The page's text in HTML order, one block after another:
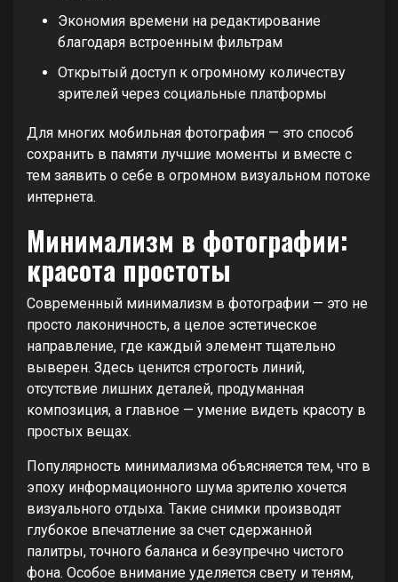
Экономия времени на редактирование
благодаря встроенным фильтрам
Открытый доступ к огромному количеству
зрителей через социальные платформы
Для многих мобильная фотография — это способ
сохранить в памяти лучшие моменты и вместе с
тем заявить о себе в огромном визуальном потоке
интернета.
Минимализм в фотографии:
красота простоты
Современный минимализм в фотографии — это не
просто лаконичность, а целое эстетическое
направление, где каждый элемент тщательно
выверен. Здесь ценится строгость линий,
отсутствие лишних деталей, продуманная
композиция, а главное — умение видеть красоту в
простых вещах.
Популярность минимализма объясняется тем, что в
эпоху информационного шума зрителю хочется
визуального отдыха. Такие снимки производят
глубокое впечатление за счет сдержанной
палитры, точного баланса и безупречно чистого
фона. Особое внимание уделяется свету и теням,